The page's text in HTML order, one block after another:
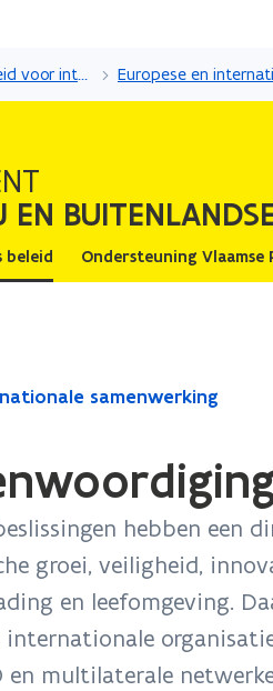
Sterk buitenlands beleid voor internationale impact
EN
beleid Ondersteuning Vlaamse
samenwerking
hebben een
groei, veiligheid,
en leefomgeving.
en multilaterale